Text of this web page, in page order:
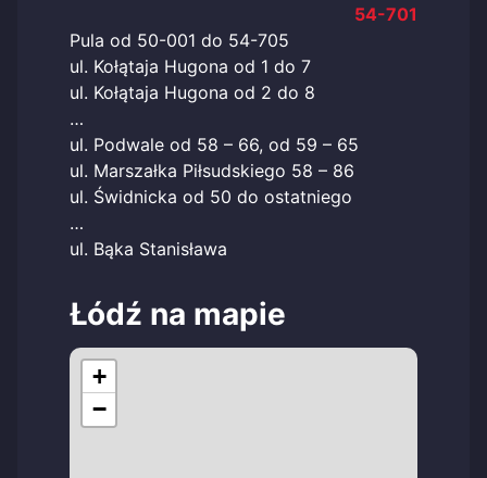
54-701
Pula od 50-001 do 54-705
ul. Kołątaja Hugona od 1 do 7
ul. Kołątaja Hugona od 2 do 8
…
ul. Podwale od 58 – 66, od 59 – 65
ul. Marszałka Piłsudskiego 58 – 86
ul. Świdnicka od 50 do ostatniego
…
ul. Bąka Stanisława
Łódź na mapie
+
−